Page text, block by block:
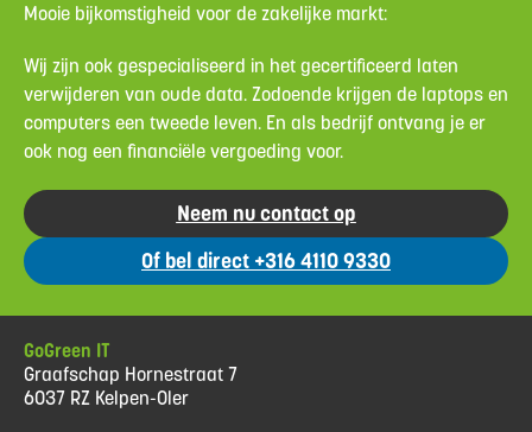
Mooie bijkomstigheid voor de zakelijke markt:
Wij zijn ook gespecialiseerd in het gecertificeerd laten
verwijderen van oude data. Zodoende krijgen de laptops en
computers een tweede leven. En als bedrijf ontvang je er
ook nog een financiële vergoeding voor.
Neem nu contact op
Of bel direct +316 4110 9330
GoGreen IT
Graafschap Hornestraat 7
6037 RZ Kelpen-Oler